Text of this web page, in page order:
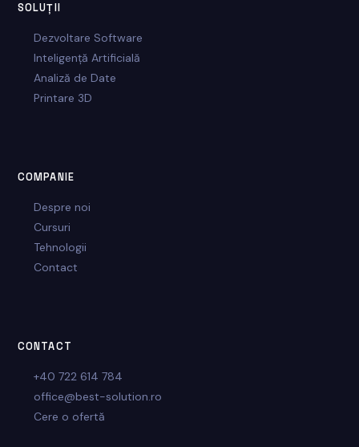
SOLUȚII
Dezvoltare Software
Inteligență Artificială
Analiză de Date
Printare 3D
COMPANIE
Despre noi
Cursuri
Tehnologii
Contact
CONTACT
+40 722 614 784
office@best-solution.ro
Cere o ofertă